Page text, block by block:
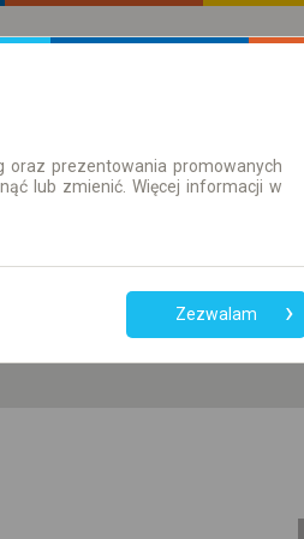
przesiadek
Tylko bilet online
oraz prezentowania promowanych
lub zmienić. Więcej informacji w
Zezwalam